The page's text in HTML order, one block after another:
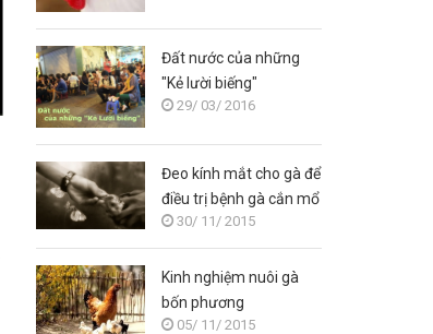
Đất nước của những
"Kẻ lười biếng"
29/ 03/ 2016
Đeo kính mắt cho gà để
điều trị bệnh gà cắn mổ
nhau
30/ 11/ 2015
Kinh nghiệm nuôi gà
bốn phương
05/ 11/ 2015